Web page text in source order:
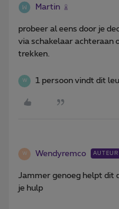
Martin
probeer al eens door je
via schakelaar achteraan
trekken.
W 1 persoon vindt dit
W Wendyremco AUTEUR
Jammer genoeg helpt dit
je hulp